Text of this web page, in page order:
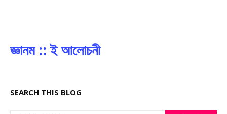
জ্ঞানম :: ই আলোচনী
SEARCH THIS BLOG